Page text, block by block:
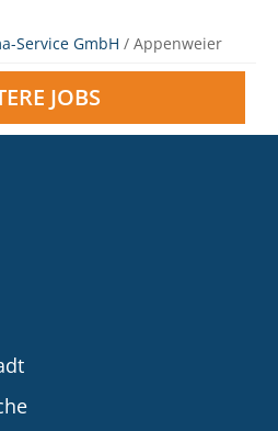
Service GmbH / Appenweier
JOBS